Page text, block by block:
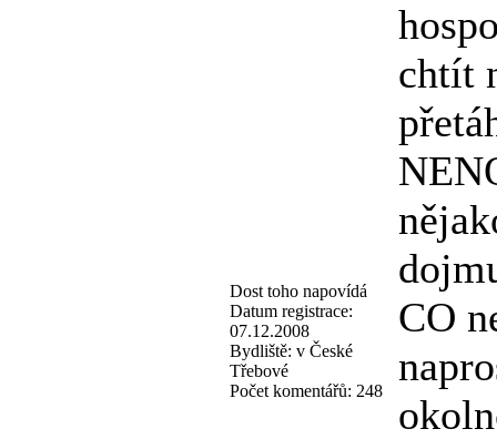
Dost toho napovídá
Datum registrace:
07.12.2008
Bydliště: v České
Třebové
Počet komentářů: 248
chtít
CO